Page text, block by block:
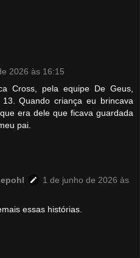
2026 às 16:15
Cross, pela equipe De Geus,
Quando criança eu brincava
era dele que ficava guardada
pai.
1 de junho de 2026 às
essas histórias.